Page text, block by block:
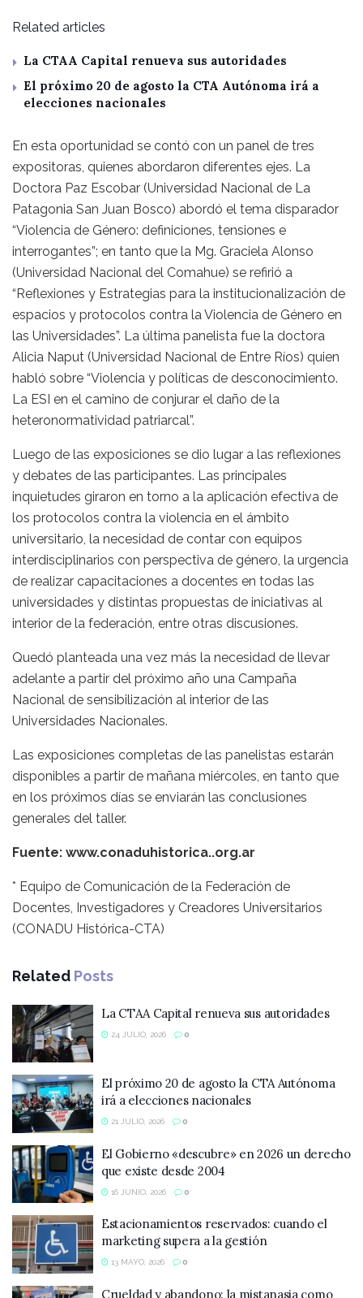
Related articles
La CTAA Capital renueva sus autoridades
El próximo 20 de agosto la CTA Autónoma irá a
elecciones nacionales
En esta oportunidad se contó con un panel de tres
expositoras, quienes abordaron diferentes ejes. La
Doctora Paz Escobar (Universidad Nacional de La
Patagonia San Juan Bosco) abordó el tema disparador
“Violencia de Género: definiciones, tensiones e
interrogantes”; en tanto que la Mg. Graciela Alonso
(Universidad Nacional del Comahue) se refirió a
“Reflexiones y Estrategias para la institucionalización de
espacios y protocolos contra la Violencia de Género en
las Universidades”. La última panelista fue la doctora
Alicia Naput (Universidad Nacional de Entre Ríos) quien
habló sobre “Violencia y políticas de desconocimiento.
La ESI en el camino de conjurar el daño de la
heteronormatividad patriarcal”.
Luego de las exposiciones se dio lugar a las reflexiones
y debates de las participantes. Las principales
inquietudes giraron en torno a la aplicación efectiva de
los protocolos contra la violencia en el ámbito
universitario, la necesidad de contar con equipos
interdisciplinarios con perspectiva de género, la urgencia
de realizar capacitaciones a docentes en todas las
universidades y distintas propuestas de iniciativas al
interior de la federación, entre otras discusiones.
Quedó planteada una vez más la necesidad de llevar
adelante a partir del próximo año una Campaña
Nacional de sensibilización al interior de las
Universidades Nacionales.
Las exposiciones completas de las panelistas estarán
disponibles a partir de mañana miércoles, en tanto que
en los próximos días se enviarán las conclusiones
generales del taller.
Fuente: www.conaduhistorica..org.ar
* Equipo de Comunicación de la Federación de
Docentes, Investigadores y Creadores Universitarios
(CONADU Histórica-CTA)
Related Posts
La CTAA Capital renueva sus autoridades
24 JULIO, 2026 0
El próximo 20 de agosto la CTA Autónoma
irá a elecciones nacionales
21 JULIO, 2026 0
El Gobierno «descubre» en 2026 un derecho
que existe desde 2004
16 JUNIO, 2026 0
Estacionamientos reservados: cuando el
marketing supera a la gestión
13 MAYO, 2026 0
Crueldad y abandono: la mistanasia como